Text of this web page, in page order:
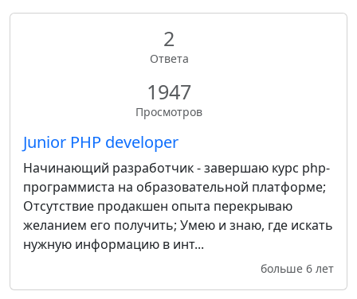
2
Ответа
1947
Просмотров
Junior PHP developer
Начинающий разработчик - завершаю курс php-
программиста на образовательной платформе;
Отсутствие продакшен опыта перекрываю
желанием его получить; Умею и знаю, где искать
нужную информацию в инт...
больше 6 лет